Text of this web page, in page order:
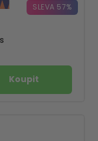
SLEVA 57%